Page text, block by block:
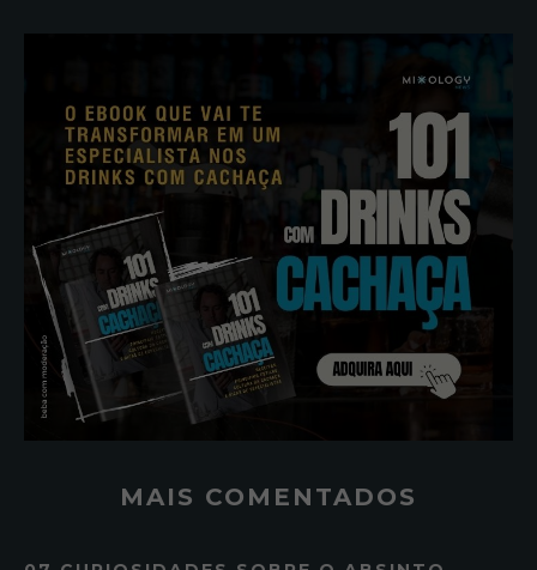
MAIS COMENTADOS